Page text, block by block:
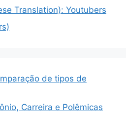
Translation): Youtubers
de tipos de
Carreira e Polêmicas